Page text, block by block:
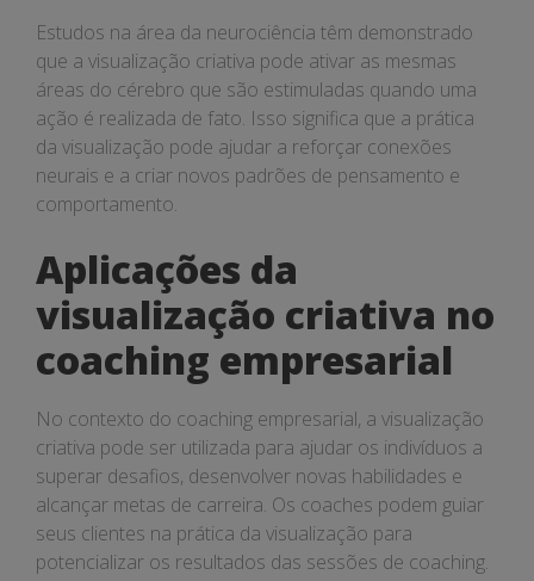
Estudos na área da neurociência têm demonstrado
que a visualização criativa pode ativar as mesmas
áreas do cérebro que são estimuladas quando uma
ação é realizada de fato. Isso significa que a prática
da visualização pode ajudar a reforçar conexões
neurais e a criar novos padrões de pensamento e
comportamento.
Aplicações da
visualização criativa no
coaching empresarial
No contexto do coaching empresarial, a visualização
criativa pode ser utilizada para ajudar os indivíduos a
superar desafios, desenvolver novas habilidades e
alcançar metas de carreira. Os coaches podem guiar
seus clientes na prática da visualização para
potencializar os resultados das sessões de coaching.